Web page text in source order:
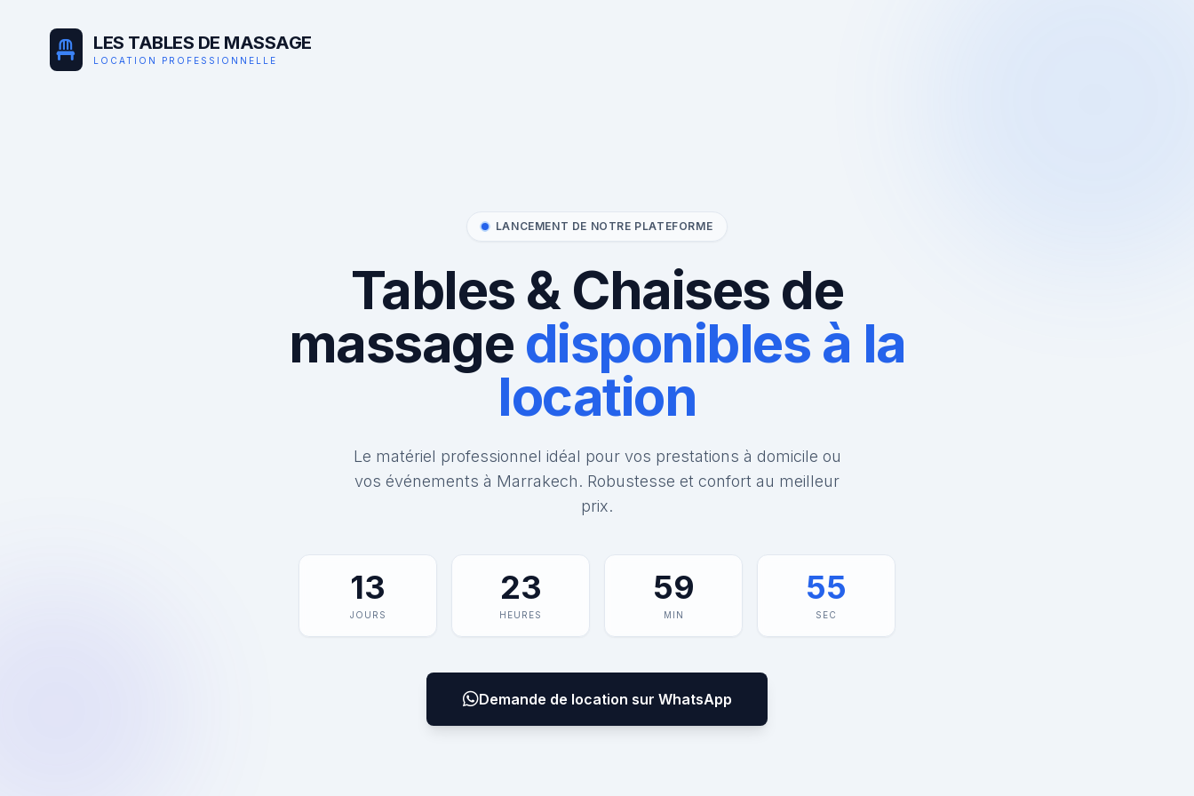
LES TABLES DE MASSAGE
LOCATION PROFESSIONNELLE
LANCEMENT DE NOTRE PLATEFORME
Tables & Chaises de
massage disponibles à la
location
Le matériel professionnel idéal pour vos prestations à domicile ou
vos événements à Marrakech. Robustesse et confort au meilleur
prix.
13
JOURS
23
HEURES
59
MIN
55
SEC
Demande de location sur WhatsApp